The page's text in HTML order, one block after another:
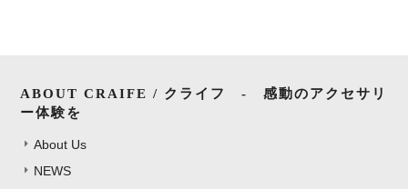
ABOUT CRAIFE / クライフ - 感動のアクセサリ
ー体験を
About Us
NEWS